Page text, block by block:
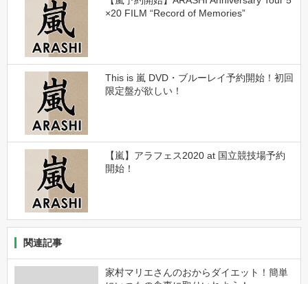
×20 FILM “Record of Memories”
This is 嵐 DVD・ブルーレイ予約開始！初回
限定盤が欲しい！
【嵐】アラフェス2020 at 国立競技場予約
開始！
関連記事
家村マリエさんのおからダイエット！簡単